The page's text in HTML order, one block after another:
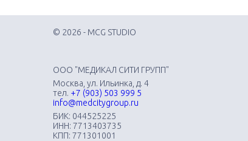
© 2026 - MCG STUDIO
ООО "МЕДИКАЛ СИТИ ГРУПП"
Москва, ул. Ильинка, д. 4
тел. +7 (903) 503 999 5
info@medcitygroup.ru
БИК: 044525225
ИНН: 7713403735
КПП: 771301001